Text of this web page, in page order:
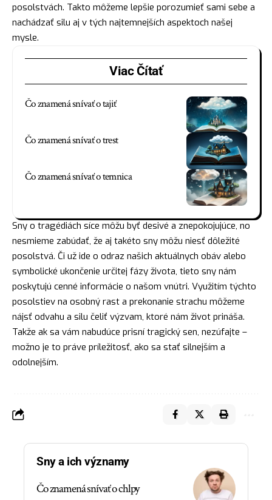
posolstvách. Takto môžeme lepšie porozumieť sami sebe a
nachádzať silu aj v tých najtemnejších aspektoch našej
mysle.
Viac Čítať
Čo znamená snívať o tajiť
Čo znamená snívať o trest
Čo znamená snívať o temnica
Sny o tragédiách síce môžu byť desivé a znepokojujúce, no
nesmieme zabúdať, že aj takéto sny môžu niesť dôležité
posolstvá. Či už ide o odraz našich aktuálnych obáv alebo
symbolické ukončenie určitej fázy života, tieto sny nám
poskytujú cenné informácie o našom vnútri. Využitím týchto
posolstiev na osobný rast a prekonanie strachu môžeme
nájsť odvahu a silu čeliť výzvam, ktoré nám život prináša.
Takže ak sa vám nabudúce prisní tragický sen, nezúfajte –
možno je to práve príležitosť, ako sa stať silnejším a
odolnejším.
Sny a ich významy
Čo znamená snívať o chlpy